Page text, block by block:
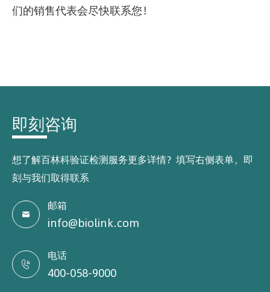
们的销售代表会尽快联系您！
即刻咨询
想了解百林科验证检测服务更多详情？填写右侧表单，即
刻与我们取得联系

邮箱
info@biolink.com

电话
400-058-9000